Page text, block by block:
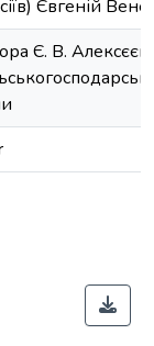
Євгеній
Є. В.